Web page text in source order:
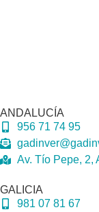
ANDALUCÍA
956 71 74 95
Av. Tío Pepe, 2,
GALICIA
981 07 81 67